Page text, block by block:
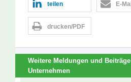
teilen E-
drucken/PDF
Weitere Meldungen und
Unternehmen